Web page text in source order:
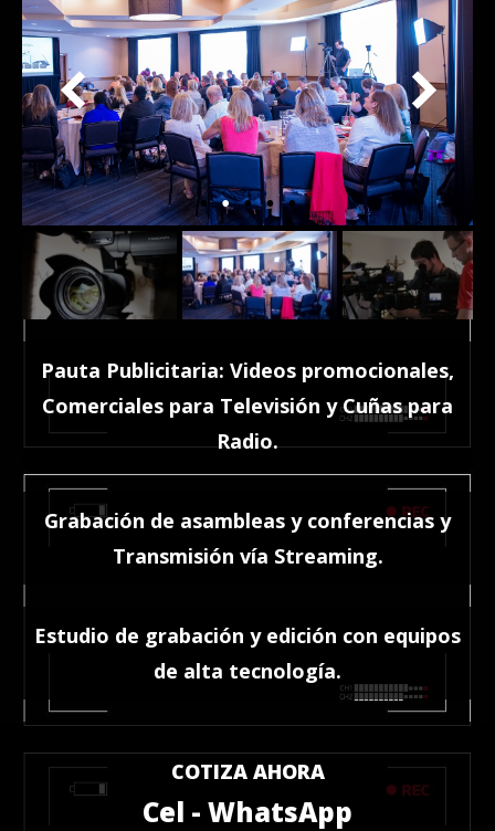
Pauta Publicitaria: Videos promocionales,
Comerciales para Televisión y Cuñas para
Radio.
Grabación de asambleas y conferencias y
Transmisión vía Streaming.
Estudio de grabación y edición con equipos
de alta tecnología.
COTIZA AHORA
Cel - WhatsApp